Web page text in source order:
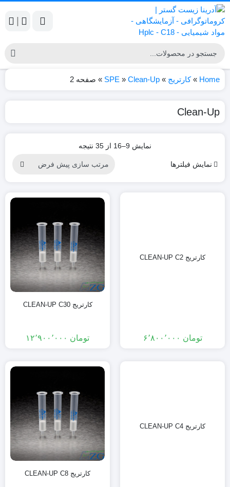
Home
»کارتریج »
SPE » Clean-Up
» صفحه 2
Clean-Up
نمایش 9–16 از 35 نتیجه
نمایش فیلترها
کارتریج CLEAN-UP C2
تومان
کارتریج CLEAN-UP C30
تومان
کارتریج CLEAN-UP C4
کارتریج CLEAN-UP C8